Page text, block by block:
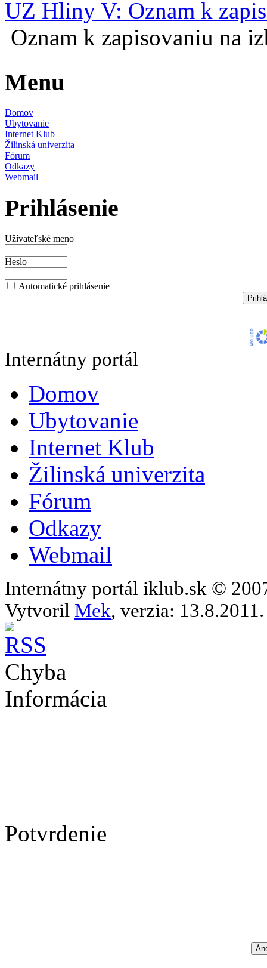
UZ Hliny V: Oznam k
Oznam k zapisovaniu na
Menu
Domov
Ubytovanie
Internet Klub
Žilinská univerzita
Fórum
Odkazy
Webmail
Prihlásenie
Užívateľské meno
Heslo
Automatické prihlásenie
Internátny portál
Domov
Ubytovanie
Internet Klub
Žilinská univerzita
Fórum
Odkazy
Webmail
Internátny portál iklub.sk ©
Vytvoril Mek, verzia: 13.8.2011.
Chyba
Informácia
Potvrdenie